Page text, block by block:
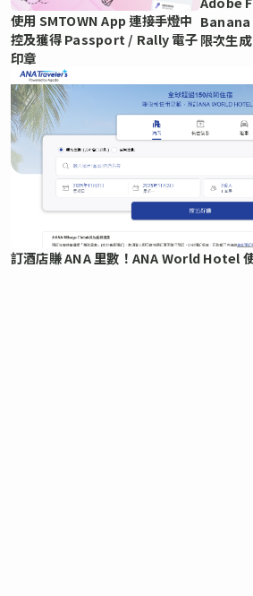
使用 SMTOWN App 連接手燈中
控及獲得 Passport / Rally 電子
印章
Banana
限次生成
訂酒店賺 ANA 里數！ANA World Hotel